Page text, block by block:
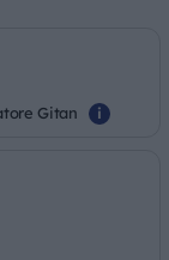
Gitan i